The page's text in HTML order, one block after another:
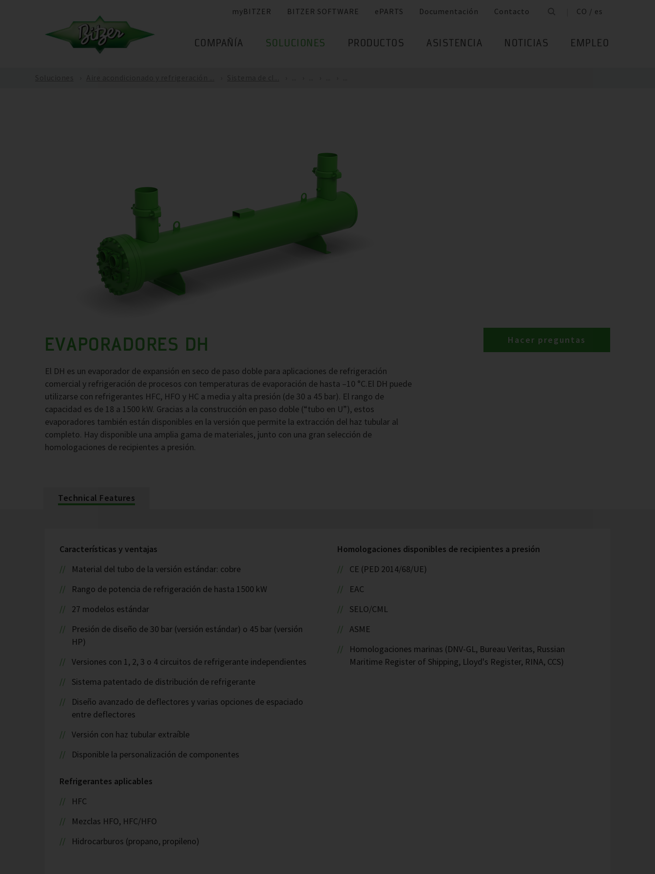
myBITZER BITZER SOFTWARE ePARTS Documentación Contacto CO / es
COMPAÑÍA SOLUCIONES PRODUCTOS ASISTENCIA NOTICIAS EMPLEO
EVAPORADORES DH
El DH es un evaporador de expansión en seco de paso doble para aplicaciones de refrigeración
comercial y refrigeración de procesos con temperaturas de evaporación de hasta –10 °C.El DH puede
utilizarse con refrigerantes HFC, HFO y HC a media y alta presión (de 30 a 45 bar). El rango de
capacidad es de 18 a 1500 kW. Gracias a la construcción en paso doble (“tubo en U”), estos
evaporadores también están disponibles en la versión que permite la extracción del haz tubular al
completo. Hay disponible una amplia gama de materiales, junto con una gran selección de
homologaciones de recipientes a presión.
Hacer preguntas
Technical Features
Características y ventajas
Material del tubo de la versión estándar: cobre
Rango de potencia de refrigeración de hasta 1500 kW
27 modelos estándar
Presión de diseño de 30 bar (versión estándar) o 45 bar (versión
HP)
Versiones con 1, 2, 3 o 4 circuitos de refrigerante independientes
Sistema patentado de distribución de refrigerante
Diseño avanzado de deflectores y varias opciones de espaciado
entre deflectores
Versión con haz tubular extraíble
Disponible la personalización de componentes
Refrigerantes aplicables
HFC
Mezclas HFO, HFC/HFO
Hidrocarburos (propano, propileno)
Homologaciones disponibles de recipientes a presión
CE (PED 2014/68/UE)
EAC
SELO/CML
ASME
Homologaciones marinas (DNV-GL, Bureau Veritas, Russian
Maritime Register of Shipping, Lloyd's Register, RINA, CCS)